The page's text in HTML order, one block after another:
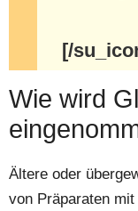
[/
Wie wird
Ältere oder
von Präparaten